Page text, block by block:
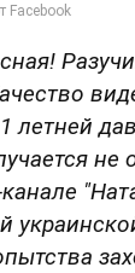
летней
не
канале